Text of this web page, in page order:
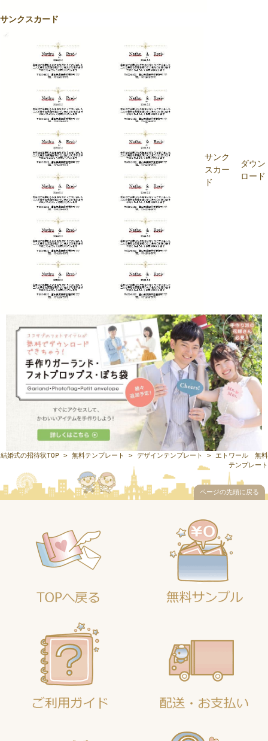
サンクスカード
サンク
スカー
ド
ダウン
ロード
結婚式の招待状TOP > 無料テンプレート > デザインテンプレート
> エトワール 無料
テンプレート
ページの先頭に戻る